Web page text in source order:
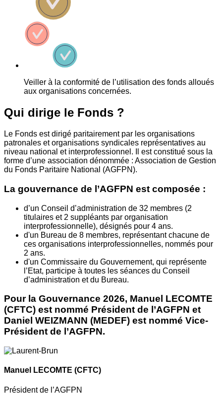
Veiller à la conformité de l’utilisation des fonds alloués
aux organisations concernées.
Qui dirige le Fonds ?
Le Fonds est dirigé paritairement par les organisations
patronales et organisations syndicales représentatives au
niveau national et interprofessionnel. Il est constitué sous la
forme d’une association dénommée : Association de Gestion
du Fonds Paritaire National (AGFPN).
La gouvernance de l’AGFPN est composée :
d’un Conseil d’administration de 32 membres (2
titulaires et 2 suppléants par organisation
interprofessionnelle), désignés pour 4 ans.
d'un Bureau de 8 membres, représentant chacune de
ces organisations interprofessionnelles, nommés pour
2 ans.
d'un Commissaire du Gouvernement, qui représente
l’Etat, participe à toutes les séances du Conseil
d’administration et du Bureau.
Pour la Gouvernance 2026, Manuel LECOMTE
(CFTC) est nommé Président de l’AGFPN et
Daniel WEIZMANN (MEDEF) est nommé Vice-
Président de l’AGFPN.
Manuel LECOMTE (CFTC)
Président de l’AGFPN